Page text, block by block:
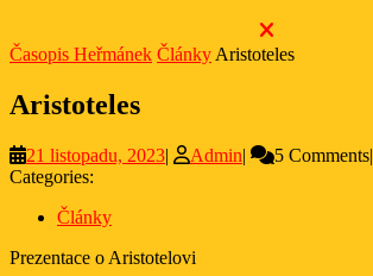
CLOSE
BUTTON
Časopis Heřmánek Články Aristoteles
Aristoteles
21 listopadu, 202321
| AdminAdmin
| 5 Comments|
Categories:
Články
Prezentace o Aristotelovi